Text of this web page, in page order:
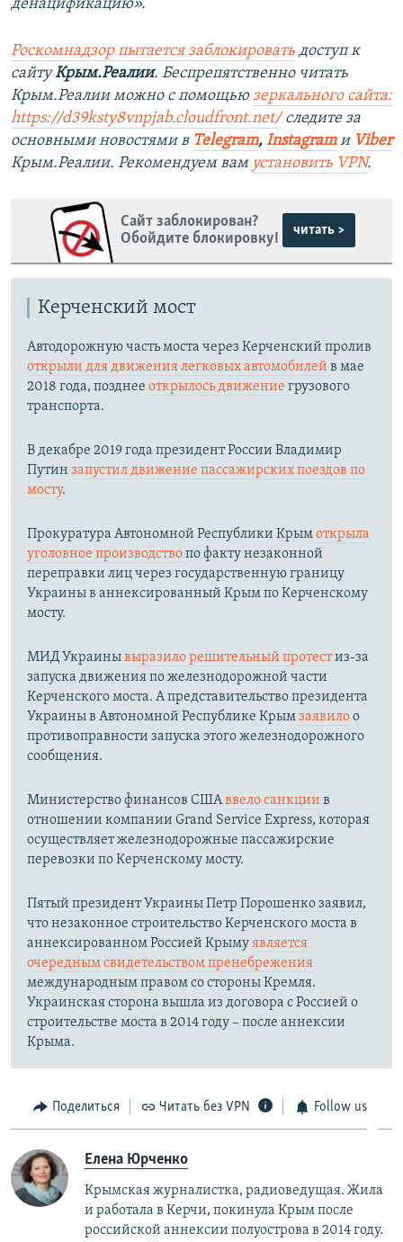
денацификацию».
Роскомнадзор пытается заблокировать доступ к
сайтуКрым.Реалии. Беспрепятственно читать
Крым.Реалии можно с помощью зеркального сайта:
https://d39ksty8vnpjab.cloudfront.net/следите за
основными новостями в Telegram, Instagramи Viber
Крым.Реалии. Рекомендуем вам установить VPN.
Сайт заблокирован?
Обойдите блокировку!
читать >
Керченский мост
Автодорожную часть моста через Керченский пролив
открыли для движения легковых автомобилей в мае
2018 года, позднее открылось движение грузового
транспорта.
В декабре 2019 года президент России Владимир
Путин запустил движение пассажирских поездов по
мосту.
Прокуратура Автономной Республики Крымоткрыла
уголовное производствопо факту незаконной
переправки лиц через государственную границу
Украины в аннексированный Крым по Керченскому
мосту.​
МИД Украинывыразило решительный протестиз-за
запуска движения по железнодорожной части
Керченского моста. А представительство президента
Украины в Автономной Республике Крымзаявилоо
противоправности запуска этого железнодорожного
сообщения.
Министерство финансов СШАввело санкции в
отношении компании Grand Service Express, которая
осуществляет железнодорожные пассажирские
перевозки по Керченскому мосту.
Пятый президент Украины Петр Порошенко заявил,
что незаконное строительство Керченского моста в
аннексированном Россией Крымуявляется
очередным свидетельством пренебрежения
международным правом со стороны Кремля.
Украинская сторона вышла из договора с Россией о
строительстве моста в 2014 году – после аннексии
Крыма.
Поделиться Читать без VPN Follow us
Елена Юрченко
Крымская журналистка, радиоведущая. Жила
и работала в Керчи, покинула Крым после
российской аннексии полуострова в 2014 году.